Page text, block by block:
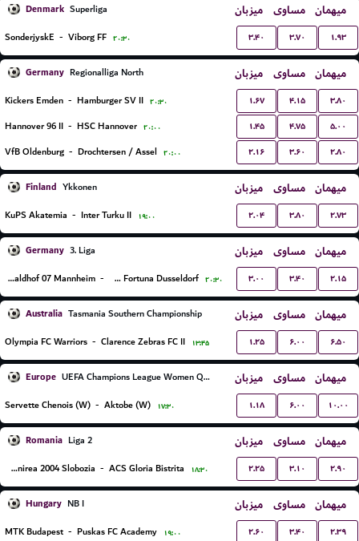
Denmark Superliga میزبان مساوی میهمان
SonderjyskE - Viborg FF ۲۰:۳۰ ۳.۴۰ ۳.۷۰ ۱.۹۳
Germany Regionalliga North میزبان مساوی میهمان
Kickers Emden - Hamburger SV II ۲۰:۳۰ ۱.۶۷ ۴.۱۵ ۳.۸۰
Hannover 96 II - HSC Hannover ۲۰:۰۰ ۱.۴۵ ۴.۷۵ ۵.۰۰
VfB Oldenburg - Drochtersen / Assel ۲۰:۰۰ ۲.۱۶ ۳.۶۰ ۲.۸۰
Finland Ykkonen میزبان مساوی میهمان
KuPS Akatemia - Inter Turku II ۱۹:۰۰ ۲.۰۴ ۳.۸۰ ۲.۷۳
Germany 3. Liga میزبان مساوی میهمان
SV Waldhof 07 Mannheim - TSV Fortuna Dusseldorf ۲۰:۳۰ ۳.۰۰ ۳.۴۰ ۲.۱۵
Australia Tasmania Southern Championship میزبان مساوی میهمان
Olympia FC Warriors - Clarence Zebras FC II ۱۳:۴۵ ۱.۲۵ ۶.۰۰ ۶.۵۰
Europe UEFA Champions League Women Qualification میزبان مساوی میهمان
Servette Chenois (W) - Aktobe (W) ۱۷:۳۰ ۱.۱۸ ۶.۰۰ ۱۰.۰۰
Romania Liga 2 میزبان مساوی میهمان
FC Unirea 2004 Slobozia - ACS Gloria Bistrita ۱۸:۳۰ ۲.۲۵ ۳.۱۰ ۲.۹۰
Hungary NB I میزبان مساوی میهمان
MTK Budapest - Puskas FC Academy ۱۹:۰۰ ۲.۶۰ ۳.۴۰ ۲.۳۹